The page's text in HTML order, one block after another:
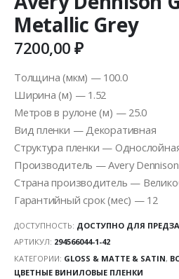
Metallic Grey
7200,00₽
Толщина (мкм) — 100.0
Ширина (м) — 1.52
Метров в рулоне (м) — 25.0
Вид пленки — Декоративная
Структура пленки —
Производитель — Avery Dennison
Страна производитель —
Гарантийный срок (мес) — 12
ДОСТУПНОСТЬ: ДОСТУПНО ДЛЯ
АРТИКУЛ: 294566044-1-42
КАТЕГОРИИ: GLOSS & MATTE & SATIN,
ЦВЕТНЫЕ ВИНИЛОВЫЕ ПЛЕНКИ